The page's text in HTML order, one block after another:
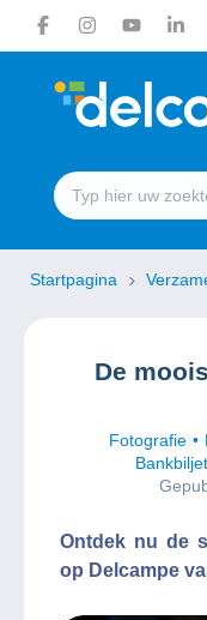
Startpagina
De
Fotografie
Ontdek nu de
op Delcampe